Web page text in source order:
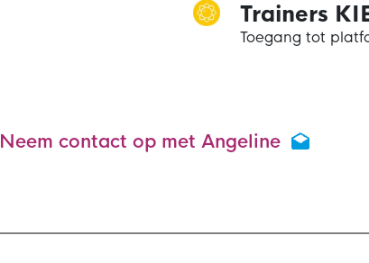
Trainers
Toegang tot
Neem contact op met Angeline